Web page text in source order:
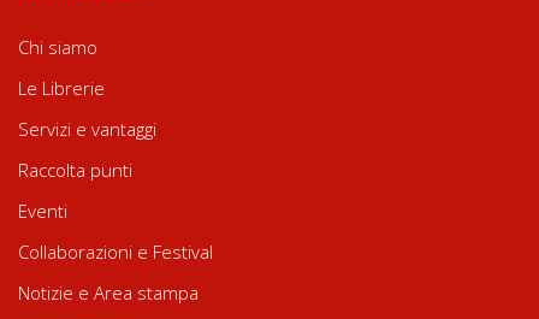
Chi siamo
Le Librerie
Servizi e vantaggi
Raccolta punti
Eventi
Collaborazioni e Festival
Notizie e Area stampa